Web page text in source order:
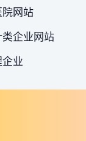
院网站
企业网站
企业